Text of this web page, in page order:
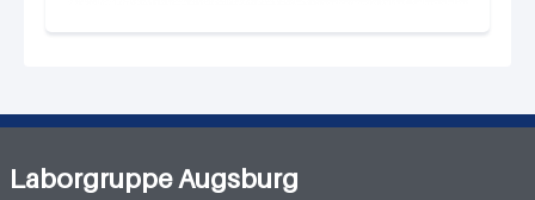
Laborgruppe Augsburg